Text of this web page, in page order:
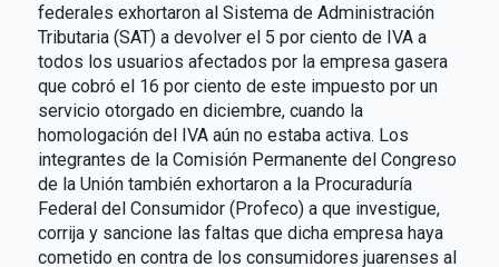
federales exhortaron al Sistema de Administración
Tributaria (SAT) a devolver el 5 por ciento de IVA a
todos los usuarios afectados por la empresa gasera
que cobró el 16 por ciento de este impuesto por un
servicio otorgado en diciembre, cuando la
homologación del IVA aún no estaba activa. Los
integrantes de la Comisión Permanente del Congreso
de la Unión también exhortaron a la Procuraduría
Federal del Consumidor (Profeco) a que investigue,
corrija y sancione las faltas que dicha empresa haya
cometido en contra de los consumidores juarenses al